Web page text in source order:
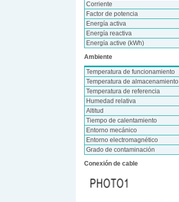
Corriente
Factor de potencia
Energía activa
Energía reactiva
Energía active (kWh)
Ambiente
Temperatura de funcionamiento
Temperatura de almacenamiento
Temperatura de referencia
Humedad relativa
Altitud
Tiempo de calentamiento
Entorno mecánico
Entorno electromagnético
Grado de contaminación
Conexión de cable